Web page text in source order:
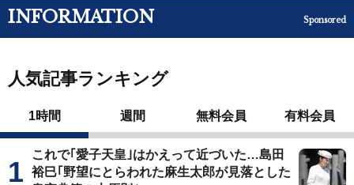
INFORMATION Sponsored
人気記事ランキング
1時間 週間 無料会員 有料会員
これで｢愛子天皇｣はかえって近づいた…島田
裕巳｢野望にとらわれた麻生太郎が見落とした